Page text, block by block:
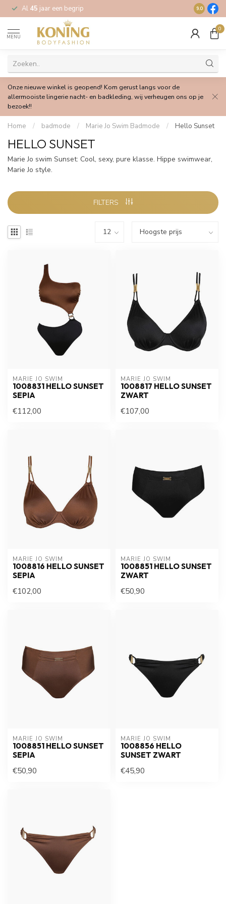
Al 45 jaar een begrip Gratis
9.0
MENU
0
Onze nieuwe winkel is geopend! Kom gerust langs voor de
allermooiste lingerie nacht- en badkleding, wij verheugen ons op je
bezoek!!
Home / badmode / Marie Jo Swim Badmode / Hello Sunset
HELLO SUNSET
Marie Jo swim Sunset: Cool, sexy, pure klasse. Hippe swimwear,
Marie Jo style.
FILTERS
MARIE JO SWIM
1008831 HELLO SUNSET
SEPIA
€112,00
MARIE JO SWIM
1008817 HELLO SUNSET
ZWART
€107,00
MARIE JO SWIM
1008816 HELLO SUNSET
SEPIA
€102,00
MARIE JO SWIM
1008851 HELLO SUNSET
ZWART
€50,90
MARIE JO SWIM
1008851 HELLO SUNSET
SEPIA
€50,90
MARIE JO SWIM
1008856 HELLO
SUNSET ZWART
€45,90